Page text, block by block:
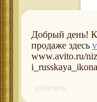
Добрый день!
продаже здесь
www.avito.ru/
ответить